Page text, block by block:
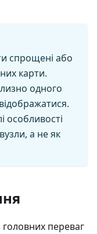
спрощені або
карти.
одного
особливості
а не як
головних переваг